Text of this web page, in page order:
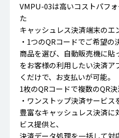
VMPU-03は高いコストパフ
た
キャッシュレス決済端末のエ
・1つのQRコードでご希望の
商品を選び、自動販売機に貼
をお客様の利用したい決済ア
くだけで、お支払いが可能。
1枚のQRコードで複数のQR
・ワンストップ決済サービス
豊富なキャッシュレス決済に
ビス提供と、
決済データ処理を一括して対